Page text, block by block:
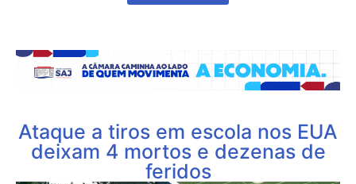
Ataque a tiros em escola nos EUA
deixam 4 mortos e dezenas de
feridos